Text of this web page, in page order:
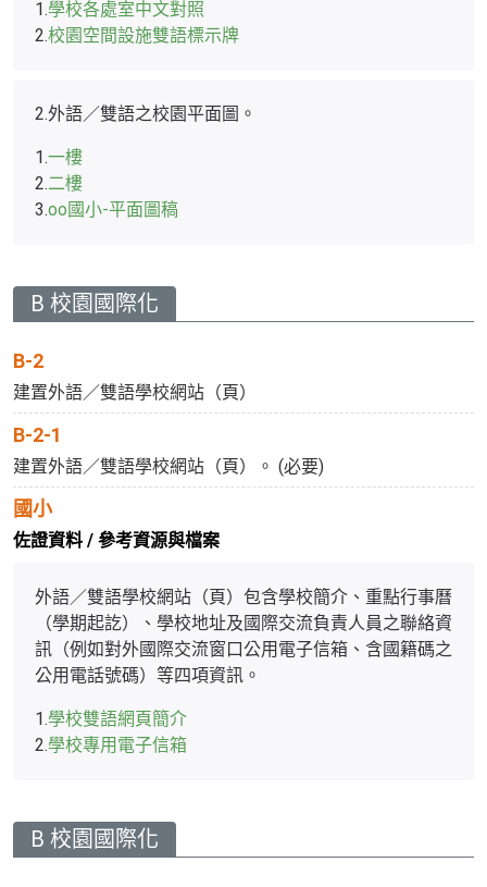
1.學校各處室中文對照
2.校園空間設施雙語標示牌
2.外語／雙語之校園平面圖。
1.一樓
2.二樓
3.oo國小-平面圖稿
B 校園國際化
B-2
建置外語／雙語學校網站（頁）
B-2-1
建置外語／雙語學校網站（頁）。 (必要)
國小
佐證資料 / 參考資源與檔案
外語／雙語學校網站（頁）包含學校簡介、重點行事曆
（學期起訖）、學校地址及國際交流負責人員之聯絡資
訊（例如對外國際交流窗口公用電子信箱、含國籍碼之
公用電話號碼）等四項資訊。
1.學校雙語網頁簡介
2.學校專用電子信箱
B 校園國際化